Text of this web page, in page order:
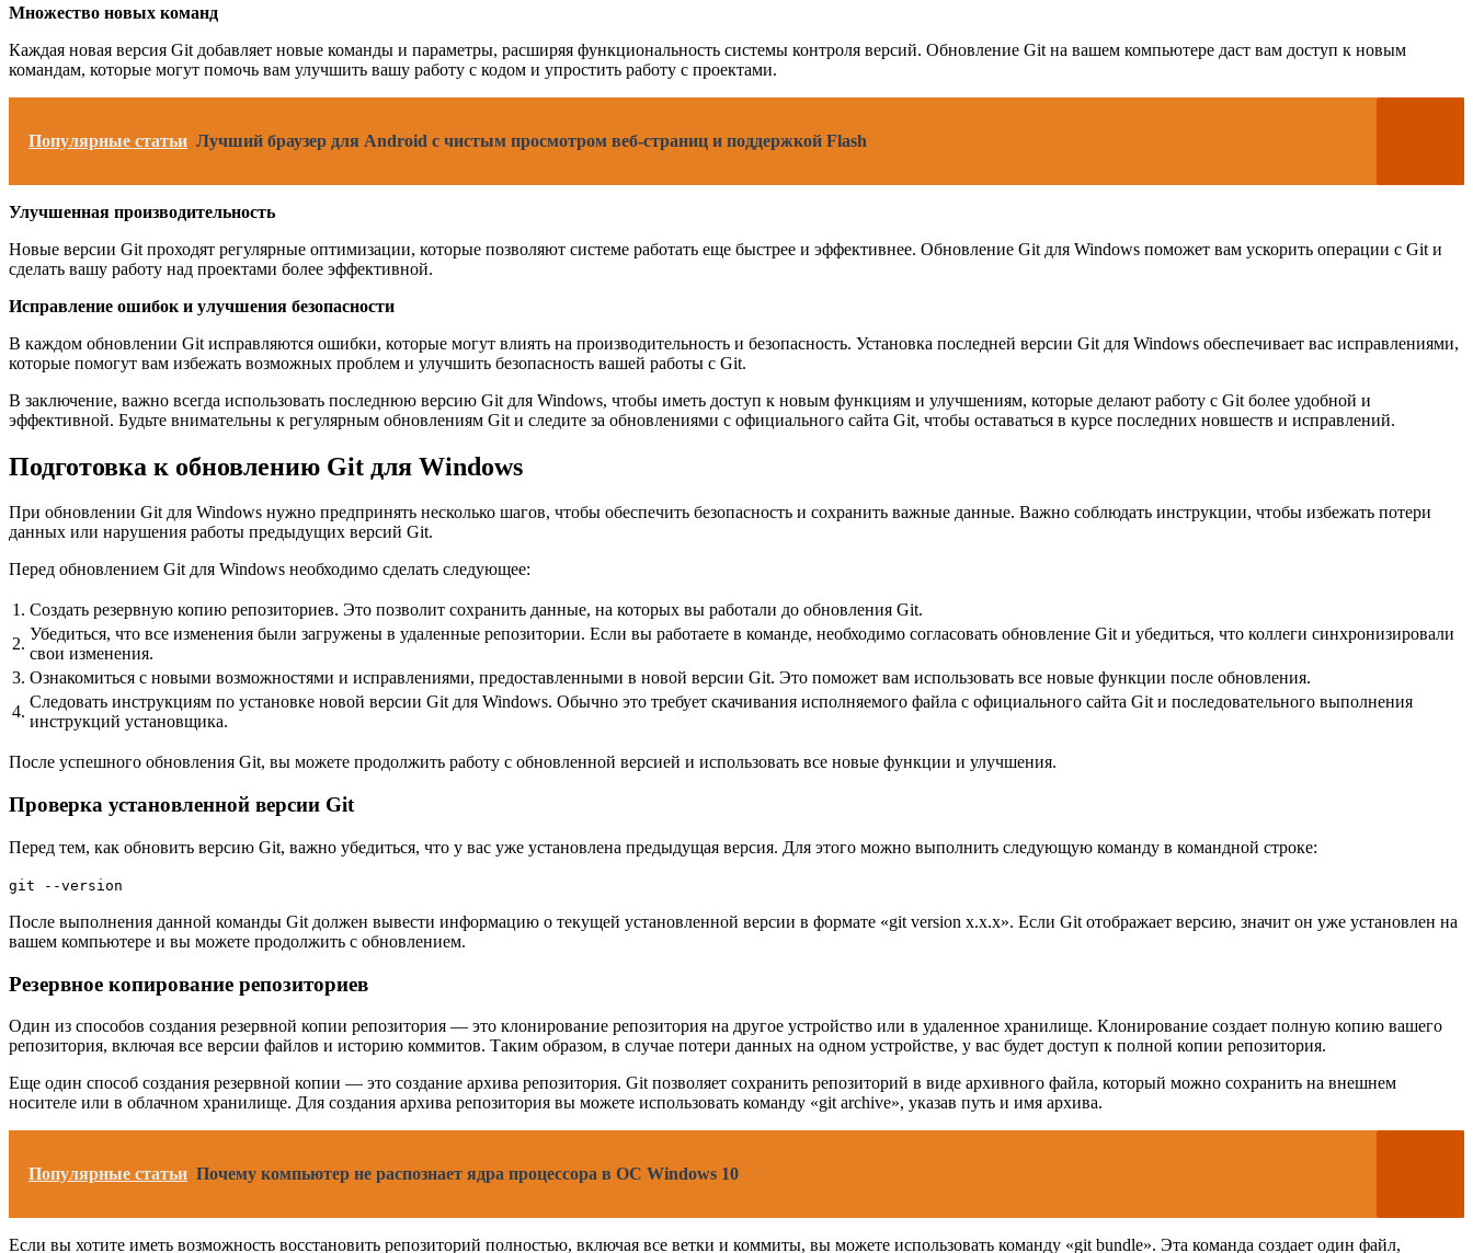
Множество новых команд
Каждая новая версия Git добавляет новые команды и параметры, расширяя функциональность системы контроля версий. Обновление Git на вашем компьютере даст вам доступ к новым
командам, которые могут помочь вам улучшить вашу работу с кодом и упростить работу с проектами.
Популярные статьи Лучший браузер для Android с чистым просмотром веб-страниц и поддержкой Flash
Улучшенная производительность
Новые версии Git проходят регулярные оптимизации, которые позволяют системе работать еще быстрее и эффективнее. Обновление Git для Windows поможет вам ускорить операции с Git и
сделать вашу работу над проектами более эффективной.
Исправление ошибок и улучшения безопасности
В каждом обновлении Git исправляются ошибки, которые могут влиять на производительность и безопасность. Установка последней версии Git для Windows обеспечивает вас исправлениями,
которые помогут вам избежать возможных проблем и улучшить безопасность вашей работы с Git.
В заключение, важно всегда использовать последнюю версию Git для Windows, чтобы иметь доступ к новым функциям и улучшениям, которые делают работу с Git более удобной и
эффективной. Будьте внимательны к регулярным обновлениям Git и следите за обновлениями с официального сайта Git, чтобы оставаться в курсе последних новшеств и исправлений.
Подготовка к обновлению Git для Windows
При обновлении Git для Windows нужно предпринять несколько шагов, чтобы обеспечить безопасность и сохранить важные данные. Важно соблюдать инструкции, чтобы избежать потери
данных или нарушения работы предыдущих версий Git.
Перед обновлением Git для Windows необходимо сделать следующее:
1. Создать резервную копию репозиториев. Это позволит сохранить данные, на которых вы работали до обновления Git.
2.
Убедиться, что все изменения были загружены в удаленные репозитории. Если вы работаете в команде, необходимо согласовать обновление Git и убедиться, что коллеги синхронизировали
свои изменения.
3. Ознакомиться с новыми возможностями и исправлениями, предоставленными в новой версии Git. Это поможет вам использовать все новые функции после обновления.
4.
Следовать инструкциям по установке новой версии Git для Windows. Обычно это требует скачивания исполняемого файла с официального сайта Git и последовательного выполнения
инструкций установщика.
После успешного обновления Git, вы можете продолжить работу с обновленной версией и использовать все новые функции и улучшения.
Проверка установленной версии Git
Перед тем, как обновить версию Git, важно убедиться, что у вас уже установлена предыдущая версия. Для этого можно выполнить следующую команду в командной строке:
git --version
После выполнения данной команды Git должен вывести информацию о текущей установленной версии в формате «git version x.x.x». Если Git отображает версию, значит он уже установлен на
вашем компьютере и вы можете продолжить с обновлением.
Резервное копирование репозиториев
Один из способов создания резервной копии репозитория — это клонирование репозитория на другое устройство или в удаленное хранилище. Клонирование создает полную копию вашего
репозитория, включая все версии файлов и историю коммитов. Таким образом, в случае потери данных на одном устройстве, у вас будет доступ к полной копии репозитория.
Еще один способ создания резервной копии — это создание архива репозитория. Git позволяет сохранить репозиторий в виде архивного файла, который можно сохранить на внешнем
носителе или в облачном хранилище. Для создания архива репозитория вы можете использовать команду «git archive», указав путь и имя архива.
Популярные статьи Почему компьютер не распознает ядра процессора в ОС Windows 10
Если вы хотите иметь возможность восстановить репозиторий полностью, включая все ветки и коммиты, вы можете использовать команду «git bundle». Эта команда создает один файл,